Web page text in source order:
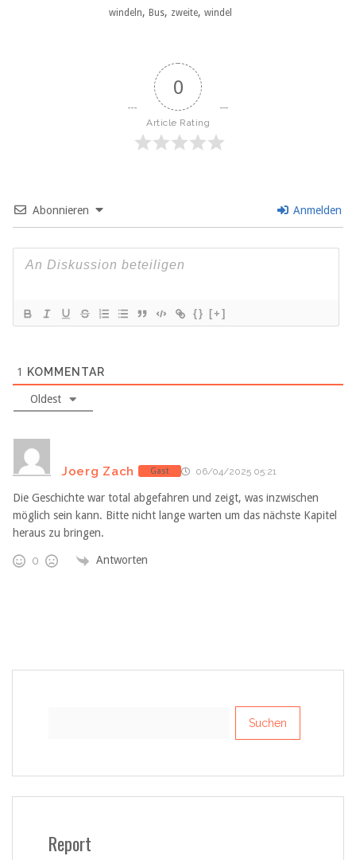
windeln, Bus, zweite, windel
0
Article Rating
Abonnieren Anmelden
{} [+]
1 KOMMENTAR
Oldest
Joerg Zach Gast 06/04/2025 05:21
Die Geschichte war total abgefahren und zeigt, was inzwischen
möglich sein kann. Bitte nicht lange warten um das nächste Kapitel
heraus zu bringen.
0 Antworten
Report